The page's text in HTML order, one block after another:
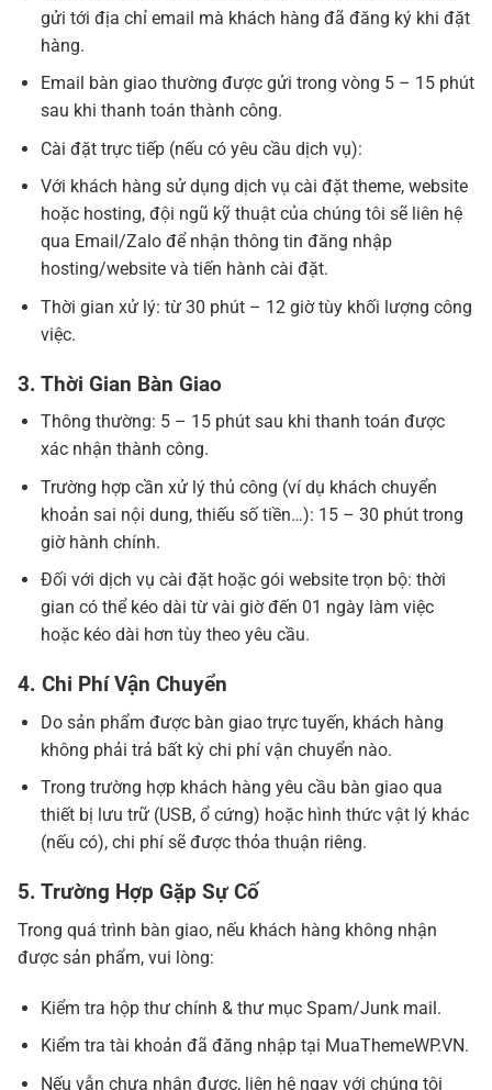
gửi tới địa chỉ email mà khách hàng đã đăng ký khi đặt
hàng.
Email bàn giao thường được gửi trong vòng 5 – 15 phút
sau khi thanh toán thành công.
Cài đặt trực tiếp (nếu có yêu cầu dịch vụ):
Với khách hàng sử dụng dịch vụ cài đặt theme, website
hoặc hosting, đội ngũ kỹ thuật của chúng tôi sẽ liên hệ
qua Email/Zalo để nhận thông tin đăng nhập
hosting/website và tiến hành cài đặt.
Thời gian xử lý: từ 30 phút – 12 giờ tùy khối lượng công
việc.
3. Thời Gian Bàn Giao
Thông thường: 5 – 15 phút sau khi thanh toán được
xác nhận thành công.
Trường hợp cần xử lý thủ công (ví dụ khách chuyển
khoản sai nội dung, thiếu số tiền…): 15 – 30 phút trong
giờ hành chính.
Đối với dịch vụ cài đặt hoặc gói website trọn bộ: thời
gian có thể kéo dài từ vài giờ đến 01 ngày làm việc
hoặc kéo dài hơn tùy theo yêu cầu.
4. Chi Phí Vận Chuyển
Do sản phẩm được bàn giao trực tuyến, khách hàng
không phải trả bất kỳ chi phí vận chuyển nào.
Trong trường hợp khách hàng yêu cầu bàn giao qua
thiết bị lưu trữ (USB, ổ cứng) hoặc hình thức vật lý khác
(nếu có), chi phí sẽ được thỏa thuận riêng.
5. Trường Hợp Gặp Sự Cố
Trong quá trình bàn giao, nếu khách hàng không nhận
được sản phẩm, vui lòng:
Kiểm tra hộp thư chính & thư mục Spam/Junk mail.
Kiểm tra tài khoản đã đăng nhập tại MuaThemeWP.VN.
Nếu vẫn chưa nhận được, liên hệ ngay với chúng tôi